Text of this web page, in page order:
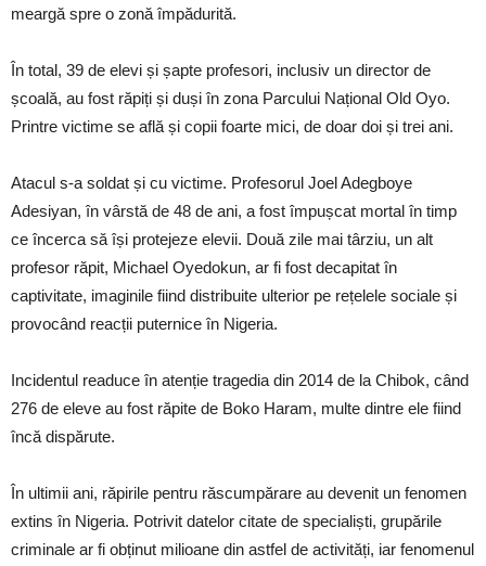
meargă spre o zonă împădurită.
În total, 39 de elevi și șapte profesori, inclusiv un director de
școală, au fost răpiți și duși în zona Parcului Național Old Oyo.
Printre victime se află și copii foarte mici, de doar doi și trei ani.
Atacul s-a soldat și cu victime. Profesorul Joel Adegboye
Adesiyan, în vârstă de 48 de ani, a fost împușcat mortal în timp
ce încerca să își protejeze elevii. Două zile mai târziu, un alt
profesor răpit, Michael Oyedokun, ar fi fost decapitat în
captivitate, imaginile fiind distribuite ulterior pe rețelele sociale și
provocând reacții puternice în Nigeria.
Incidentul readuce în atenție tragedia din 2014 de la Chibok, când
276 de eleve au fost răpite de Boko Haram, multe dintre ele fiind
încă dispărute.
În ultimii ani, răpirile pentru răscumpărare au devenit un fenomen
extins în Nigeria. Potrivit datelor citate de specialiști, grupările
criminale ar fi obținut milioane din astfel de activități, iar fenomenul